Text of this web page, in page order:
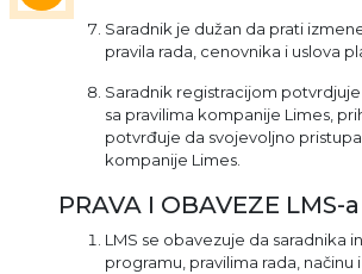
Saradnik je dužan da prati
pravila rada, cenovnika i uslova
Saradnik registracijom
sa pravilima kompanije Limes,
potvrđuje da svojevoljno pristupa
kompanije Limes.
PRAVA I OBAVEZE LMS-
LMS se obavezuje da saradnika
programu, pravilima rada, načinu